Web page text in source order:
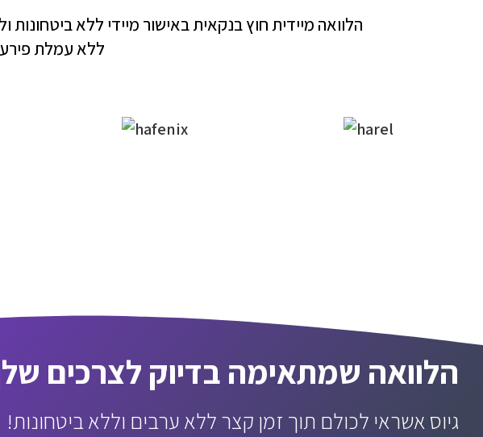
הלוואה מיידית חוץ בנקאית באישור מיידי ללא
ללא עמלת פירעון
הלוואה שמתאימה בדיוק לצרכים
גיוס אשראי לכולם תוך זמן קצר ללא ערבים וללא ביטחונות!